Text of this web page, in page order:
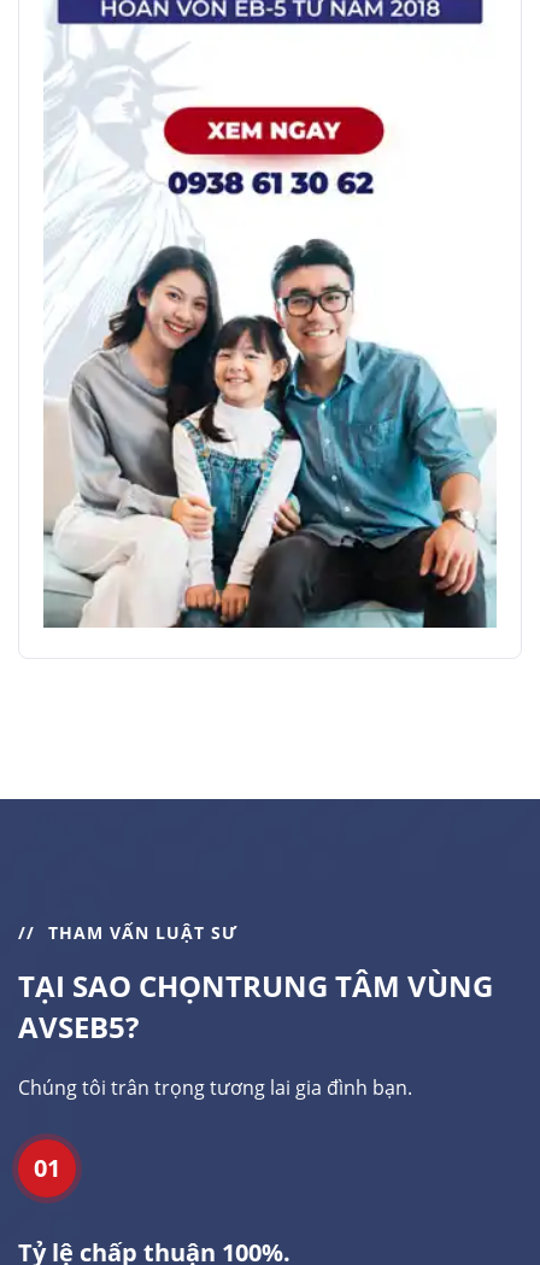
THAM VẤN LUẬT SƯ
TẠI SAO CHỌNTRUNG TÂM VÙNG
AVSEB5?
Chúng tôi trân trọng tương lai gia đình bạn.
01
Tỷ lệ chấp thuận 100%.